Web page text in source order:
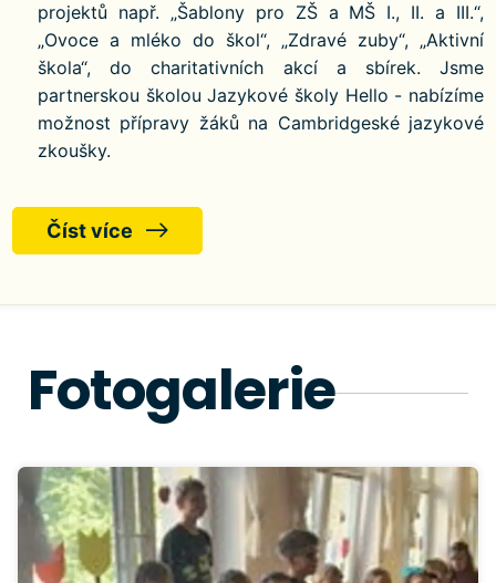
projektů např. „Šablony pro ZŠ a MŠ I., II. a III.“,
„Ovoce a mléko do škol“, „Zdravé zuby“, „Aktivní
škola“, do charitativních akcí a sbírek. Jsme
partnerskou školou Jazykové školy Hello - nabízíme
možnost přípravy žáků na Cambridgeské jazykové
zkoušky.
Číst více
Fotogalerie